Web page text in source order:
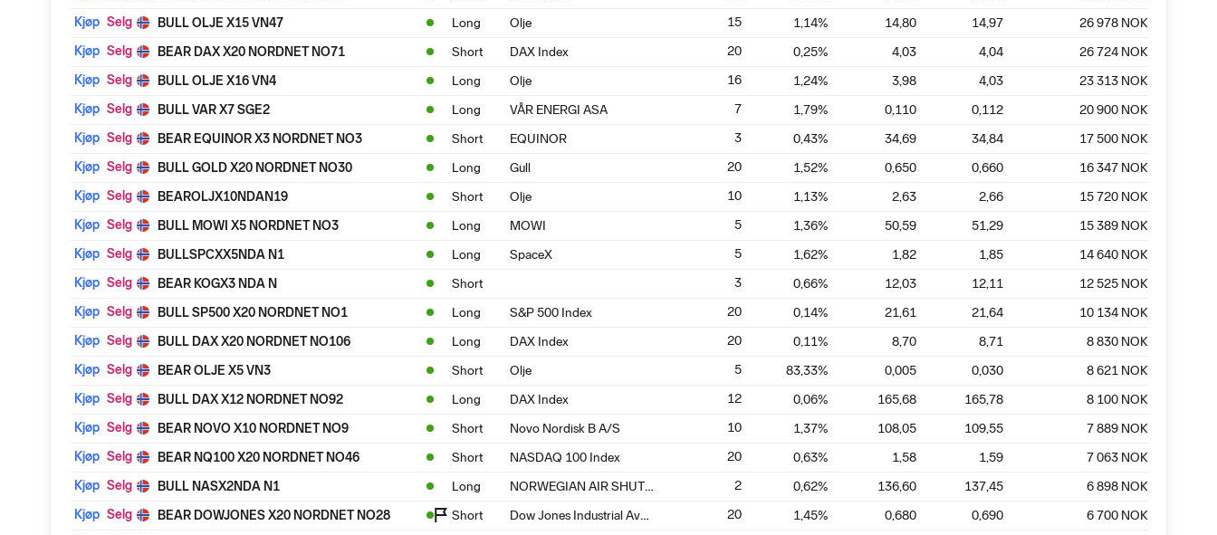
Kjøp Selg BULL OLJE X15 VN47 Long Olje 15 1,14% 14,80 14,97 26 978 NOK
Kjøp Selg BEAR DAX X20 NORDNET NO71 Short DAX Index 20 0,25% 4,03 4,04 26 724 NOK
Kjøp Selg BULL OLJE X16 VN4 Long Olje 16 1,24% 3,98 4,03 23 313 NOK
Kjøp Selg BULL VAR X7 SGE2 Long VÅR ENERGI ASA 7 1,79% 0,110 0,112 20 900 NOK
Kjøp Selg BEAR EQUINOR X3 NORDNET NO3 Short EQUINOR 3 0,43% 34,69 34,84 17 500 NOK
Kjøp Selg BULL GOLD X20 NORDNET NO30 Long Gull 20 1,52% 0,650 0,660 16 347 NOK
Kjøp Selg BEAROLJX10NDAN19 Short Olje 10 1,13% 2,63 2,66 15 720 NOK
Kjøp Selg BULL MOWI X5 NORDNET NO3 Long MOWI 5 1,36% 50,59 51,29 15 389 NOK
Kjøp Selg BULLSPCXX5NDA N1 Long SpaceX 5 1,62% 1,82 1,85 14 640 NOK
Kjøp Selg BEAR KOGX3 NDA N Short 3 0,66% 12,03 12,11 12 525 NOK
Kjøp Selg BULL SP500 X20 NORDNET NO1 Long S&P 500 Index 20 0,14% 21,61 21,64 10 134 NOK
Kjøp Selg BULL DAX X20 NORDNET NO106 Long DAX Index 20 0,11% 8,70 8,71 8 830 NOK
Kjøp Selg BEAR OLJE X5 VN3 Short Olje 5 83,33% 0,005 0,030 8 621 NOK
Kjøp Selg BULL DAX X12 NORDNET NO92 Long DAX Index 12 0,06% 165,68 165,78 8 100 NOK
Kjøp Selg BEAR NOVO X10 NORDNET NO9 Short Novo Nordisk B A/S 10 1,37% 108,05 109,55 7 889 NOK
Kjøp Selg BEAR NQ100 X20 NORDNET NO46 Short NASDAQ 100 Index 20 0,63% 1,58 1,59 7 063 NOK
Kjøp Selg BULL NASX2NDA N1 Long NORWEGIAN AIR SHUTTLE 2 0,62% 136,60 137,45 6 898 NOK
Kjøp Selg BEAR DOWJONES X20 NORDNET NO28 Short Dow Jones Industrial Average 20 1,45% 0,680 0,690 6 700 NOK